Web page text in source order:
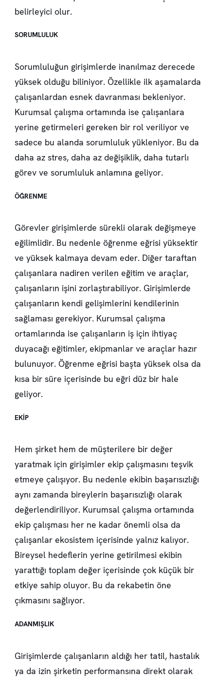
belirleyici olur.
SORUMLULUK
Sorumluluğun girişimlerde inanılmaz derecede
yüksek olduğu biliniyor. Özellikle ilk aşamalarda
çalışanlardan esnek davranması bekleniyor.
Kurumsal çalışma ortamında ise çalışanlara
yerine getirmeleri gereken bir rol veriliyor ve
sadece bu alanda sorumluluk yükleniyor. Bu da
daha az stres, daha az değişiklik, daha tutarlı
görev ve sorumluluk anlamına geliyor.
ÖĞRENME
Görevler girişimlerde sürekli olarak değişmeye
eğilimlidir. Bu nedenle öğrenme eğrisi yüksektir
ve yüksek kalmaya devam eder. Diğer taraftan
çalışanlara nadiren verilen eğitim ve araçlar,
çalışanların işini zorlaştırabiliyor. Girişimlerde
çalışanların kendi gelişimlerini kendilerinin
sağlaması gerekiyor. Kurumsal çalışma
ortamlarında ise çalışanların iş için ihtiyaç
duyacağı eğitimler, ekipmanlar ve araçlar hazır
bulunuyor. Öğrenme eğrisi başta yüksek olsa da
kısa bir süre içerisinde bu eğri düz bir hale
geliyor.
EKİP
Hem şirket hem de müşterilere bir değer
yaratmak için girişimler ekip çalışmasını teşvik
etmeye çalışıyor. Bu nedenle ekibin başarısızlığı
aynı zamanda bireylerin başarısızlığı olarak
değerlendiriliyor. Kurumsal çalışma ortamında
ekip çalışması her ne kadar önemli olsa da
çalışanlar ekosistem içerisinde yalnız kalıyor.
Bireysel hedeflerin yerine getirilmesi ekibin
yarattığı toplam değer içerisinde çok küçük bir
etkiye sahip oluyor. Bu da rekabetin öne
çıkmasını sağlıyor.
ADANMIŞLIK
Girişimlerde çalışanların aldığı her tatil, hastalık
ya da izin şirketin performansına direkt olarak